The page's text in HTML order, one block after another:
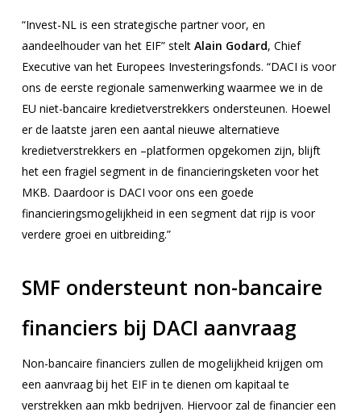
“Invest-NL is een strategische partner voor, en
aandeelhouder van het EIF” stelt Alain Godard, Chief
Executive van het Europees Investeringsfonds. “DACI is voor
ons de eerste regionale samenwerking waarmee we in de
EU niet-bancaire kredietverstrekkers ondersteunen. Hoewel
er de laatste jaren een aantal nieuwe alternatieve
kredietverstrekkers en –platformen opgekomen zijn, blijft
het een fragiel segment in de financieringsketen voor het
MKB. Daardoor is DACI voor ons een goede
financieringsmogelijkheid in een segment dat rijp is voor
verdere groei en uitbreiding.”
SMF ondersteunt non-bancaire
financiers bij DACI aanvraag
Non-bancaire financiers zullen de mogelijkheid krijgen om
een aanvraag bij het EIF in te dienen om kapitaal te
verstrekken aan mkb bedrijven. Hiervoor zal de financier een